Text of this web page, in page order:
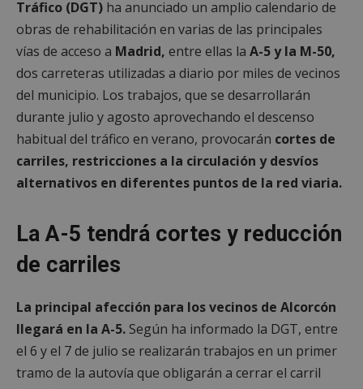
Tráfico (DGT) ha anunciado un amplio calendario de
obras de rehabilitación en varias de las principales
vías de acceso a Madrid, entre ellas la A-5 y la M-50,
dos carreteras utilizadas a diario por miles de vecinos
del municipio. Los trabajos, que se desarrollarán
durante julio y agosto aprovechando el descenso
habitual del tráfico en verano, provocarán cortes de
carriles, restricciones a la circulación y desvíos
alternativos en diferentes puntos de la red viaria.
La A-5 tendrá cortes y reducción
de carriles
La principal afección para los vecinos de Alcorcón
llegará en la A-5. Según ha informado la DGT, entre
el 6 y el 7 de julio se realizarán trabajos en un primer
tramo de la autovía que obligarán a cerrar el carril